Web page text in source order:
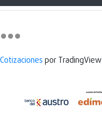
Cotizaciones por TradingView